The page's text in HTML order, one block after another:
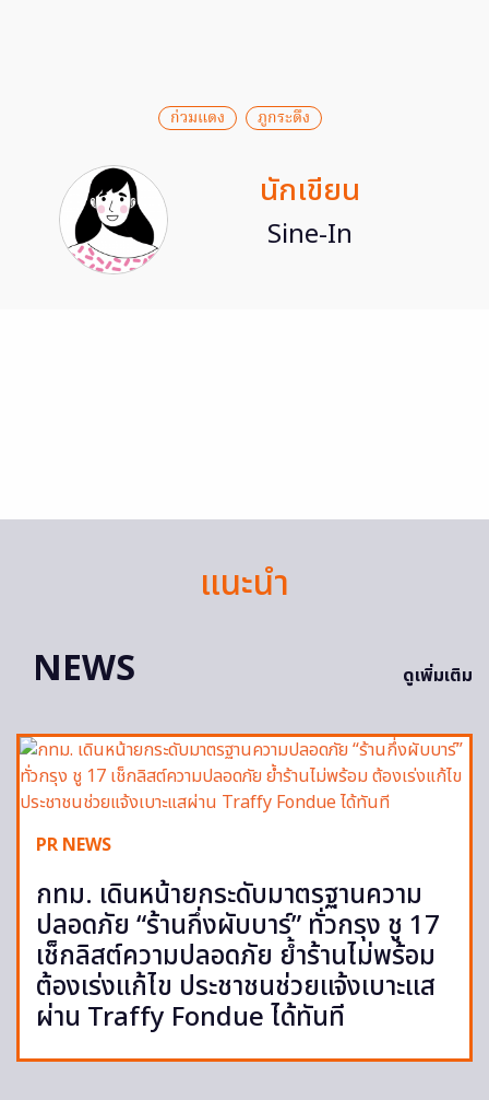
ก่วมแดง ภูกระดึง
นักเขียน
Sine-In
แนะนำ
NEWS
ดูเพิ่มเติม
PR NEWS
กทม. เดินหน้ายกระดับมาตรฐานความ
ปลอดภัย “ร้านกึ่งผับบาร์” ทั่วกรุง ชู 17
เช็กลิสต์ความปลอดภัย ย้ำร้านไม่พร้อม
ต้องเร่งแก้ไข ประชาชนช่วยแจ้งเบาะแส
ผ่าน Traffy Fondue ได้ทันที